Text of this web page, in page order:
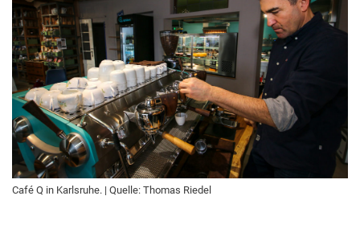
Café Q in Karlsruhe. | Quelle: Thomas Riedel